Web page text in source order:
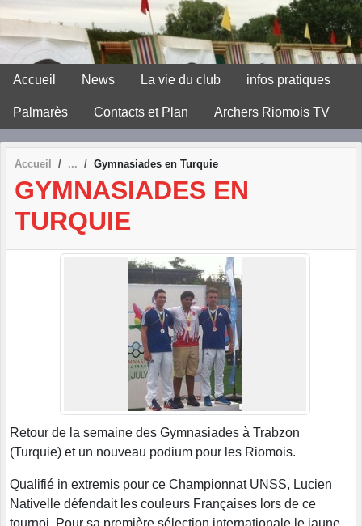
Accueil News La vie du club infos pratiques
Palmarès Contacts et Plan Archers Riomois TV
Accueil Gymnasiades en Turquie
GYMNASIADES EN
TURQUIE
Retour de la semaine des Gymnasiades à Trabzon
(Turquie) et un nouveau podium pour les Riomois.
Qualifié in extremis pour ce Championnat UNSS, Lucien
Nativelle défendait les couleurs Françaises lors de ce
Panneau de gestion des cookies